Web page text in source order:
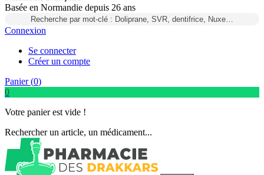
Basée en Normandie depuis 26 ans
Recherche par mot-clé : Doliprane, SVR, dentifrice, Nuxe…
Connexion
Se connecter
Créer un compte
Panier (0)
0
Votre panier est vide !
Rechercher un article, un médicament...